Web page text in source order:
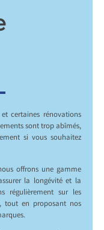
certaines rénovations
sont trop abîmés,
si vous souhaitez
offrons une gamme
la longévité et la
régulièrement sur les
tout en proposant nos